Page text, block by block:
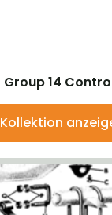
Group 14
Kollektion